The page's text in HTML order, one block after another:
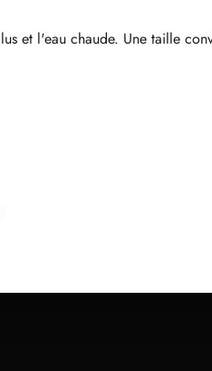
et l'eau chaude. Une taille